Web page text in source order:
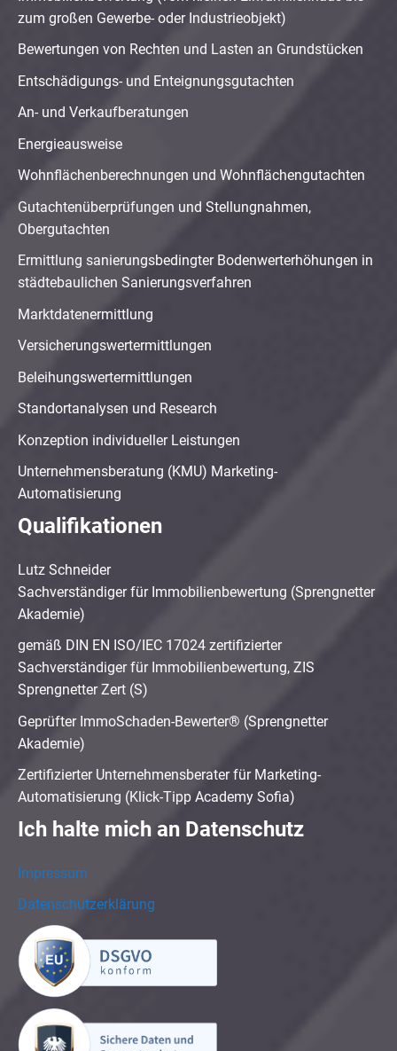
zum großen Gewerbe- oder Industrieobjekt)
Bewertungen von Rechten und Lasten an Grundstücken
Entschädigungs- und Enteignungsgutachten
An- und Verkaufberatungen
Energieausweise
Wohnflächenberechnungen und Wohnflächengutachten
Gutachtenüberprüfungen und Stellungnahmen,
Obergutachten
Ermittlung sanierungsbedingter Bodenwerterhöhungen in
städtebaulichen Sanierungsverfahren
Marktdatenermittlung
Versicherungswertermittlungen
Beleihungswertermittlungen
Standortanalysen und Research
Konzeption individueller Leistungen
Unternehmensberatung (KMU) Marketing-
Automatisierung
Qualifikationen
Lutz Schneider
Sachverständiger für Immobilienbewertung (Sprengnetter
Akademie)
gemäß DIN EN ISO/IEC 17024 zertifizierter
Sachverständiger für Immobilienbewertung, ZIS
Sprengnetter Zert (S)
Geprüfter ImmoSchaden-Bewerter® (Sprengnetter
Akademie)
Zertifizierter Unternehmensberater für Marketing-
Automatisierung (Klick-Tipp Academy Sofia)
Ich halte mich an Datenschutz
Impressum
Datenschutzerklärung